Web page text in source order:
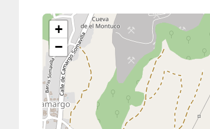
+
−